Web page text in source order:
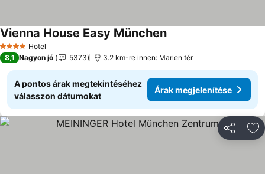
4 KategóriaHotel
Vienna House Easy MünchenÁrak megjelenítése
8,1 Nagyon jó 5373 3.2 km-re innen: Marien tér
A pontos árak megtekintéséhez
válasszon dátumokat
Árak megjelenítése